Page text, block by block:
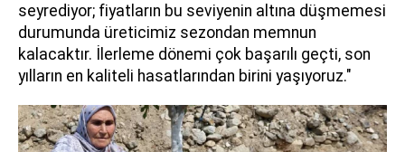
seyrediyor; fiyatların bu seviyenin altına düşmemesi
durumunda üreticimiz sezondan memnun
kalacaktır. İlerleme dönemi çok başarılı geçti, son
yılların en kaliteli hasatlarından birini yaşıyoruz."